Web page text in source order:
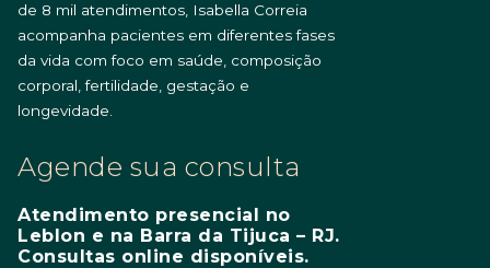
de 8 mil atendimentos, Isabella Correia
acompanha pacientes em diferentes fases
da vida com foco em saúde, composição
corporal, fertilidade, gestação e
longevidade.
Agende sua consulta
Atendimento presencial no
Leblon e na Barra da Tijuca – RJ.
Consultas online disponíveis.